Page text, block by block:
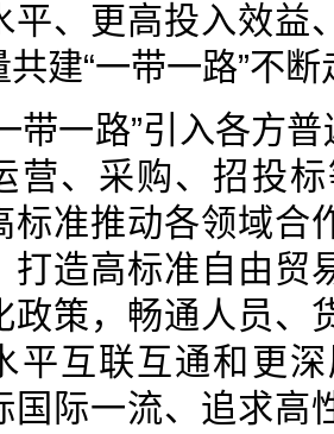
平、更高投入效益
建“一带一路”不
带一路”引入各方
营、采购、招投
标准推动各领域合
打造高标准自由贸
政策，畅通人员、
平互联互通和更
国际一流、追求高